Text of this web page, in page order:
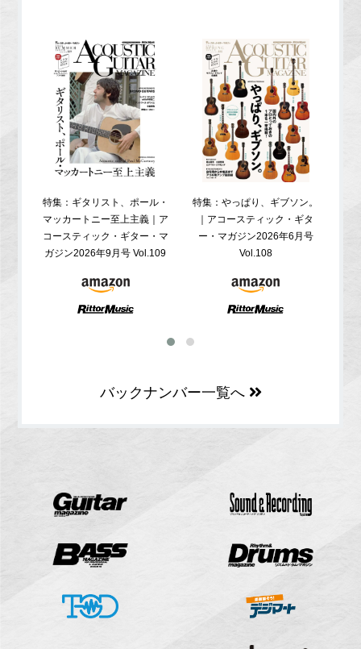
特集：ギタリスト、ポール・
マッカートニー至上主義｜ア
コースティック・ギター・マ
ガジン2026年9月号 Vol.109
特集：やっぱり、ギブソン。
｜アコースティック・ギタ
ー・マガジン2026年6月号
Vol.108
バックナンバー一覧へ